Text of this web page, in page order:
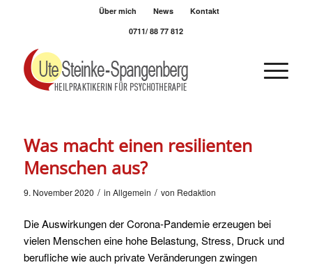
Über mich News
Kontakt
0711/ 88 77 812
Was macht einen resilienten
Menschen aus?
9. November 2020 / in Allgemein / von Redaktion
Die Auswirkungen der Corona-Pandemie erzeugen bei
vielen Menschen eine hohe Belastung, Stress, Druck und
berufliche wie auch private Veränderungen zwingen